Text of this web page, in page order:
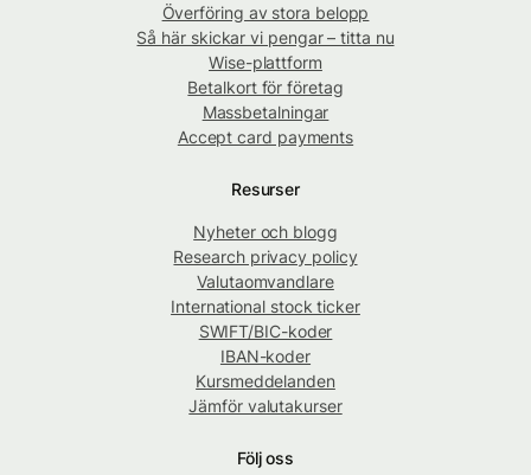
Överföring av stora belopp
Så här skickar vi pengar – titta nu
Wise-plattform
Betalkort för företag
Massbetalningar
Accept card payments
Resurser
Nyheter och blogg
Research privacy policy
Valutaomvandlare
International stock ticker
SWIFT/BIC-koder
IBAN-koder
Kursmeddelanden
Jämför valutakurser
Följ oss